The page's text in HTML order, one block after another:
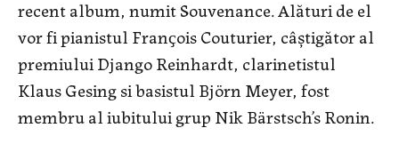
recent album, numit Souvenance. Alături de el
vor fi pianistul Franҫois Couturier, câștigător al
premiului Django Reinhardt, clarinetistul
Klaus Gesing si basistul Björn Meyer, fost
membru al iubitului grup Nik Bärstsch’s Ronin.